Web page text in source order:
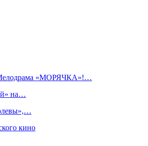
«МОРЯЧКА»!…
на…
кино